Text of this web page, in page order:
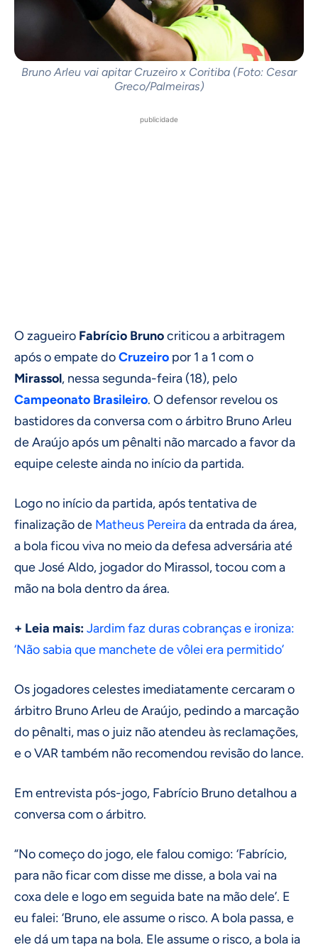
Bruno Arleu vai apitar Cruzeiro x Coritiba (Foto: Cesar
Greco/Palmeiras)
publicidade
O zagueiro Fabrício Brunocriticou a arbitragem
após o empate doCruzeiro por 1 a 1 com o
Mirassol, nessa segunda-feira (18), pelo
Campeonato Brasileiro. O defensor revelou os
bastidores da conversa com o árbitro Bruno Arleu
de Araújo após um pênalti não marcado a favor da
equipe celeste ainda no início da partida.
Logo no início da partida, após tentativa de
finalização de Matheus Pereirada entrada da área,
a bola ficou viva no meio da defesa adversária até
que José Aldo, jogador do Mirassol, tocou com a
mão na bola dentro da área.
+ Leia mais:Jardim faz duras cobranças e ironiza:
‘Não sabia que manchete de vôlei era permitido’
Os jogadores celestes imediatamente cercaram o
árbitro Bruno Arleu de Araújo, pedindo a marcação
do pênalti, mas o juiz não atendeu às reclamações,
e o VAR também não recomendou revisão do lance.
Em entrevista pós-jogo, Fabrício Bruno detalhou a
conversa com o árbitro.
“No começo do jogo, ele falou comigo: ‘Fabrício,
para não ficar com disse me disse, a bola vai na
coxa dele e logo em seguida bate na mão dele’. E
eu falei: ‘Bruno, ele assume o risco. A bola passa, e
ele dá um tapa na bola. Ele assume o risco, a bola ia